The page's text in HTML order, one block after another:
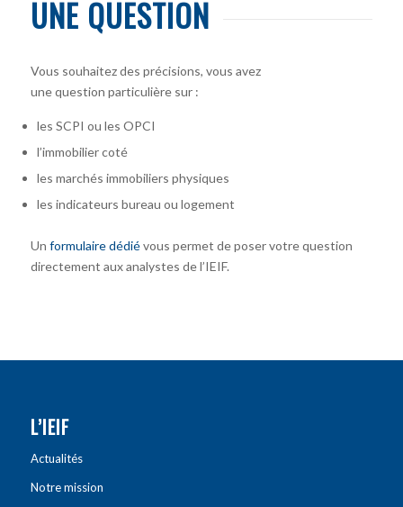
UNE QUESTION
Vous souhaitez des précisions, vous avez
une question particulière sur :
les SCPI ou les OPCI
l’immobilier coté
les marchés immobiliers physiques
les indicateurs bureau ou logement
Un formulaire dédiévous permet de poser votre question
directement aux analystes de l’IEIF.
L’IEIF
Actualités
Notre mission